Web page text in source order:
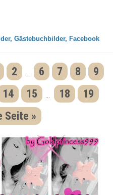
Gästebuchbilder, Facebook
2 6 7 8
9
14 15 18
19
Seite »